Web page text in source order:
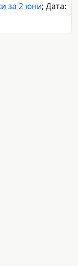
за 2 юни; Дата: